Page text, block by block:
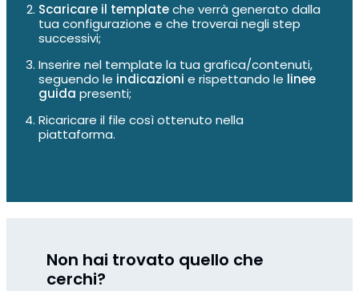
Scaricare il templateche verrà generato dalla
tua configurazione e che troverai negli step
successivi;
Inserire nel template la tua grafica/contenuti,
seguendo le indicazioni e rispettando le linee
guida presenti;
Ricaricare il file così ottenuto nella
piattaforma.
Non hai trovato quello che
cerchi?